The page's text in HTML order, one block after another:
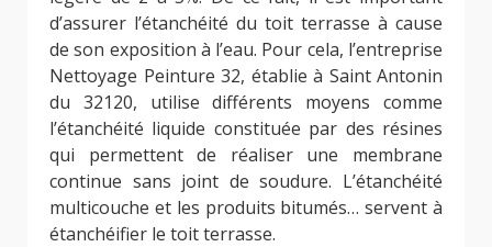
d’assurer l’étanchéité du toit terrasse à cause
de son exposition à l’eau. Pour cela, l’entreprise
Nettoyage Peinture 32, établie à Saint Antonin
du 32120, utilise différents moyens comme
l’étanchéité liquide constituée par des résines
qui permettent de réaliser une membrane
continue sans joint de soudure. L’étanchéité
multicouche et les produits bitumés… servent à
étanchéifier le toit terrasse.